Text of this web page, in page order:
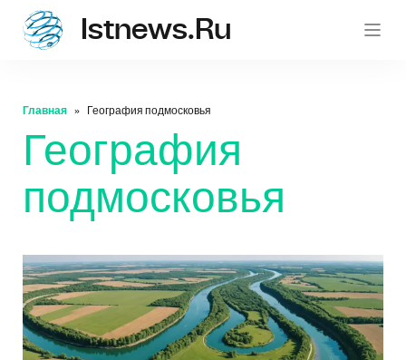
Istnews.ru
Главная География подмосковья
География
подмосковья